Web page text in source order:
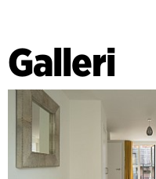
Bygningen har blitt
livsløpsboliger, og
rullestoltilpassede toroms
Galleri